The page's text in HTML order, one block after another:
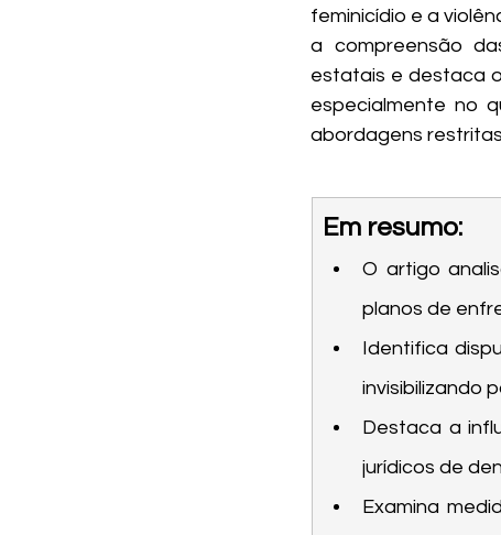
feminicídio e a
a compreensão
estatais e destaca
especialmente no
abordagens
Em resumo:
O artigo
planos de
Identifica
invisibilizando
Destaca a
jurídicos de
Examina